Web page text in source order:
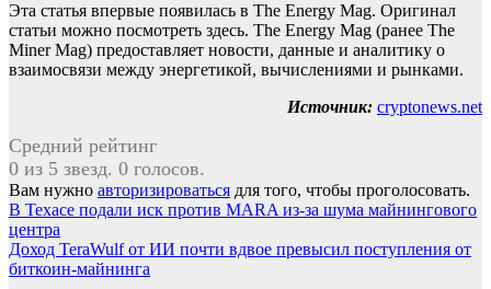
Эта статья впервые появилась в The Energy Mag. Оригинал
статьи можно посмотреть здесь. The Energy Mag (ранее The
Miner Mag) предоставляет новости, данные и аналитику о
взаимосвязи между энергетикой, вычислениями и рынками.
Источник: cryptonews.net
Средний рейтинг
0 из 5 звезд. 0 голосов.
Вам нужно авторизироваться для того, чтобы проголосовать.
Навигация
по
записям
В Техасе подали иск против MARA из-за шума майнингового
центра
Доход TeraWulf от ИИ почти вдвое превысил поступления от
биткоин-майнинга